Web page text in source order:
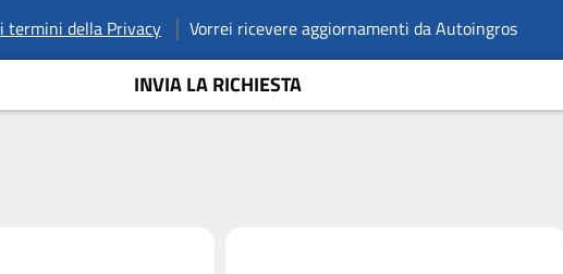
i termini della Privacy Vorrei ricevere aggiornamenti da Autoingros
INVIA LA RICHIESTA